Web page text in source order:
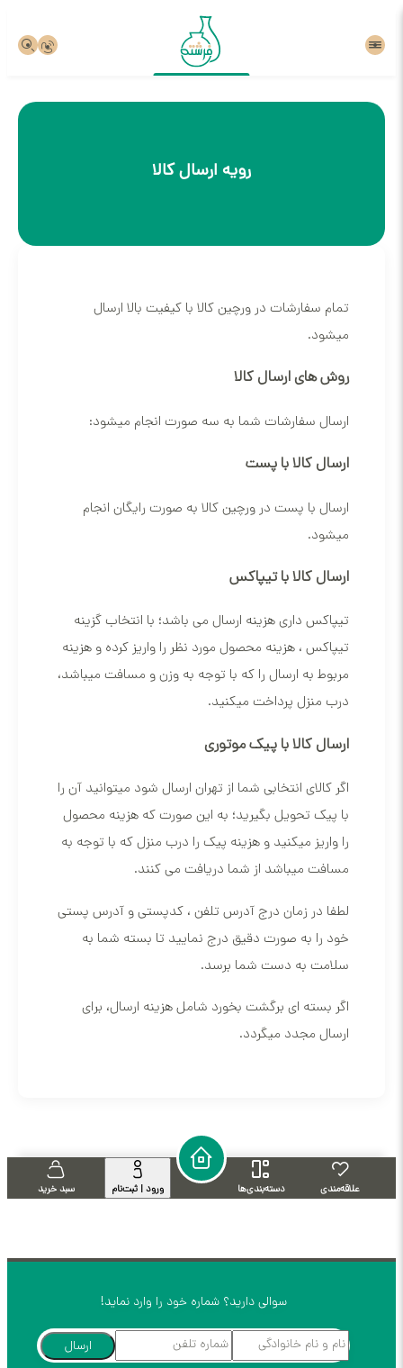
رویه ارسال کالا
تمام سفارشات در ورچین کالا با کیفیت بالا ارسال
میشود.
روش های ارسال کالا
ارسال سفارشات شما به سه صورت انجام میشود:
ارسال کالا با پست
ارسال با پست در ورچین کالا به صورت رایگان انجام
میشود.
ارسال کالا با تیپاکس
تیپاکس داری هزینه ارسال می باشد؛ با انتخاب گزینه
تیپاکس ، هزینه محصول مورد نظر را واریز کرده و هزینه
مربوط به ارسال را که با توجه به وزن و مسافت میباشد،
درب منزل پرداخت میکنید.
ارسال کالا با پیک موتوری
اگر کالای انتخابی شما از تهران ارسال شود میتوانید آن را
با پیک تحویل بگیرید؛ به این صورت که هزینه محصول
را واریز میکنید و هزینه پیک را درب منزل که با توجه به
مسافت میباشد از شما دریافت می کنند.
لطفا در زمان درج آدرس تلفن ، کدپستی و آدرس پستی
خود را به صورت دقیق درج نمایید تا بسته شما به
سلامت به دست شما برسد.
اگر بسته ای برگشت بخورد شامل هزینه ارسال، برای
ارسال مجدد میگردد.
علاقه‌مندی دسته‌بندی‌ها ورود | ثبت‌نام سبد خرید
سوالی دارید؟ شماره خود را وارد نماید!
ارسال